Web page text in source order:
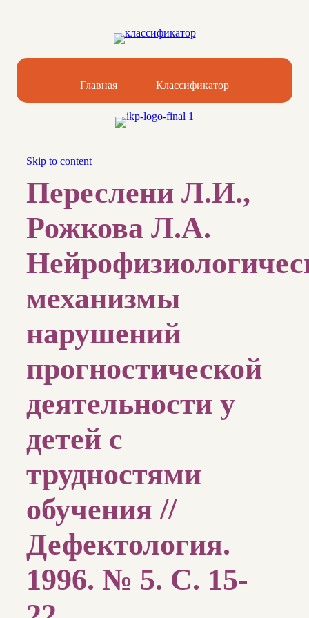
Главная Классификатор
Skip to content
Переслени Л.И.,
Рожкова Л.А.
механизмы
нарушений
прогностической
деятельности у
детей с
трудностями
обучения //
Дефектология.
1996. № 5. С. 15-